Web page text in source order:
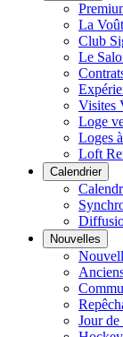
La
Club
Le
Visites
Loge
Loges
Loft
Calendrier
Nouvelles
Jour de